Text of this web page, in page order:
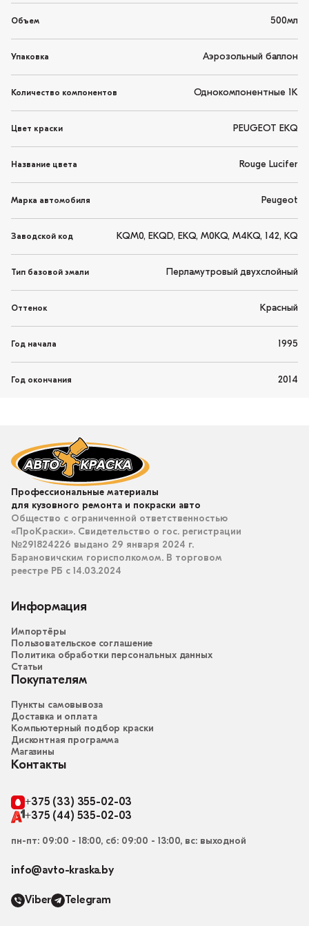
Объем 500мл
Упаковка Аэрозольный баллон
Количество компонентов Однокомпонентные 1K
Цвет краски PEUGEOT EKQ
Название цвета Rouge Lucifer
Марка автомобиля Peugeot
Заводской код KQM0, EKQD, EKQ, M0KQ, M4KQ, 142, KQ
Тип базовой эмали Перламутровый двухслойный
Оттенок Красный
Год начала 1995
Год окончания 2014
Профессиональные материалы
для кузовного ремонта и покраски авто
Общество с ограниченной ответственностью
«ПроКраски». Свидетельство о гос. регистрации
№291824226 выдано 29 января 2024 г.
Барановичским горисполкомом. В торговом
реестре РБ с 14.03.2024
Информация
Импортёры
Пользовательское соглашение
Политика обработки персональных данных
Статьи
Покупателям
Пункты самовывоза
Доставка и оплата
Компьютерный подбор краски
Дисконтная программа
Магазины
Контакты
+375 (33) 355-02-03
+375 (44) 535-02-03
пн-пт: 09:00 - 18:00, сб: 09:00 - 13:00, вс: выходной
info@avto-kraska.by
Viber Telegram